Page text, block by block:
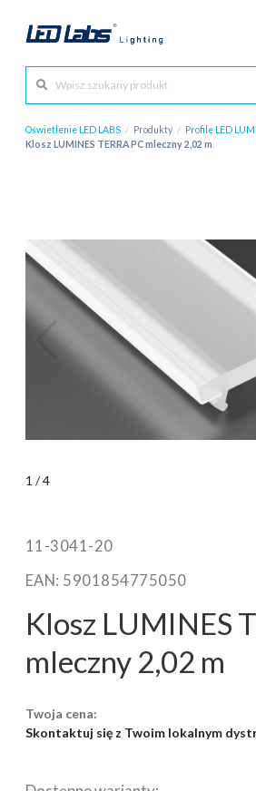
Oświetlenie LED LABS / Produkty / Profile LED
Klosz LUMINES TERRA PC mleczny 2,02 m
1 /4
11-3041-20
EAN: 5901854775050
Klosz LUMINES
mleczny 2,02 m
Twoja cena:
Skontaktuj się z Twoim lokalnym